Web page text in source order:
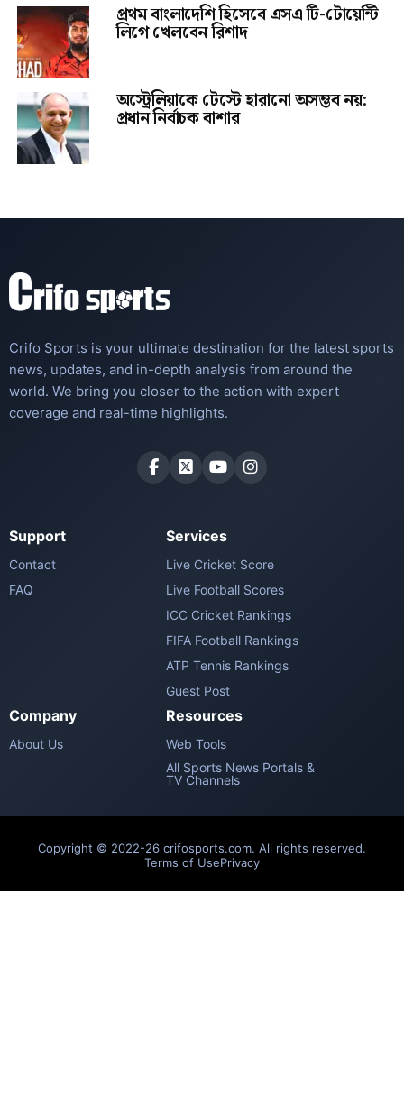
প্রথম বাংলাদেশি হিসেবে এসএ টি-টোয়েন্টি
লিগে খেলবেন রিশাদ
অস্ট্রেলিয়াকে টেস্টে হারানো অসম্ভব নয়:
প্রধান নির্বাচক বাশার
Crifo Sports is your ultimate destination for the latest sports
news, updates, and in-depth analysis from around the
world. We bring you closer to the action with expert
coverage and real-time highlights.
Support
Contact
FAQ
Services
Live Cricket Score
Live Football Scores
ICC Cricket Rankings
FIFA Football Rankings
ATP Tennis Rankings
Guest Post
Company
About Us
Resources
Web Tools
All Sports News Portals &
TV Channels
Copyright © 2022-26 crifosports.com. All rights reserved.
Terms of UsePrivacy